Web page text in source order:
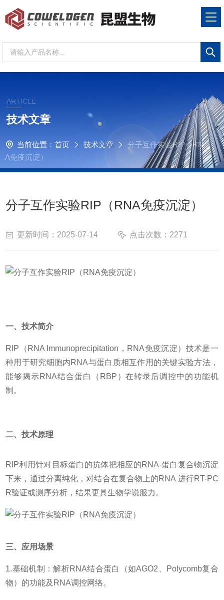
ARTICLE
技术文章
当前位置： 首页 技术文章
分子互作实验RIP（RN
A免疫沉淀）
分子互作实验RIP（RNA免疫沉淀）
更新时间：2025-07-14 点击次数：2271
一、技术简介
RIP（RNA Immunoprecipitation，RNA免疫沉淀）技术是一
种用于研究细胞内RNA与蛋白质相互作用的关键实验方法，
能够揭示RNA结合蛋白（RBP）在转录后调控中的功能机
制。
二、技术原理
RIP利用针对目标蛋白的抗体把相应的RNA-蛋白复合物沉淀
下来，通过分离纯化，对结合在复合物上的RNA 进行RT-PC
R验证或测序分析，结果更具生物学说服力。
三、应用场景
1.基础机制：解析RNA结合蛋白（如AGO2、Polycomb复合
物）的功能及RNA调控网络。